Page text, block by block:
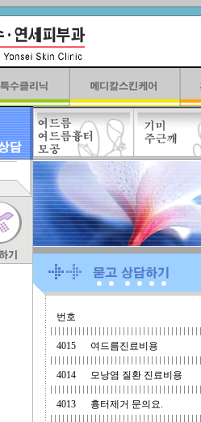
번호
4015 여드름진료비용
4014 모낭염 질환 진료비용
4013 흉터제거 문의요.